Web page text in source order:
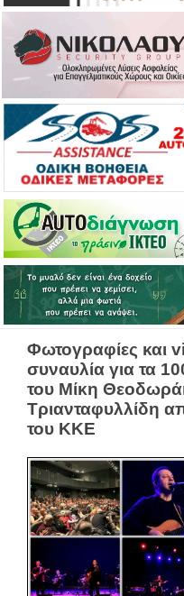
Φωτογραφίες και
συναυλία για τα
του Μίκη
Τριανταφυλλίδη
του ΚΚΕ